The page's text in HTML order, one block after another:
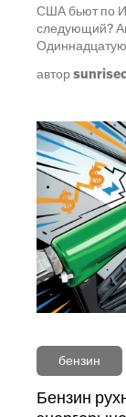
США бьют по
следующий?
Одиннадцатую
автор
бензин
Бензин